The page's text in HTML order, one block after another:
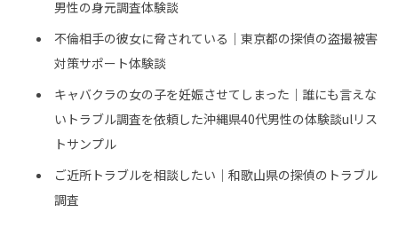
男性の身元調査体験談
不倫相手の彼女に脅されている｜東京都の探偵の盗撮被害
対策サポート体験談
キャバクラの女の子を妊娠させてしまった｜誰にも言えな
いトラブル調査を依頼した沖縄県40代男性の体験談ulリス
トサンプル
ご近所トラブルを相談したい｜和歌山県の探偵のトラブル
調査